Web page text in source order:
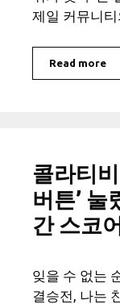
제일 커뮤니
Read more
콜라티
버튼’ 눌
간 스코
잊을 수 없는
결승전, 나는